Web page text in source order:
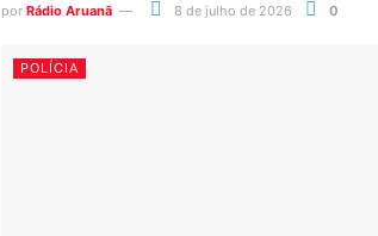
por Rádio Aruanã 8 de julho de 2026 0
POLÍCIA